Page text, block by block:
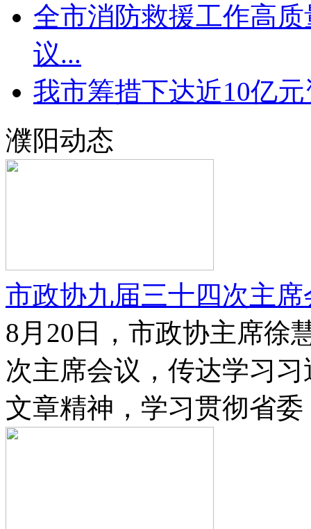
全市消防救援工作高
议...
我市筹措下达近10亿
濮阳动态
市政协九届三十四次主
8月20日，市政协主席徐
次主席会议，传达学习
文章精神，学习贯彻省委